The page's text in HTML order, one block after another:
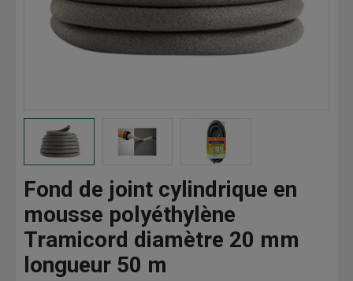
Fond de joint cylindrique en
mousse polyéthylène
Tramicord diamètre 20 mm
longueur 50 m